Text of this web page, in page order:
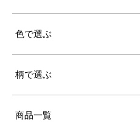
色で選ぶ
柄で選ぶ
商品一覧